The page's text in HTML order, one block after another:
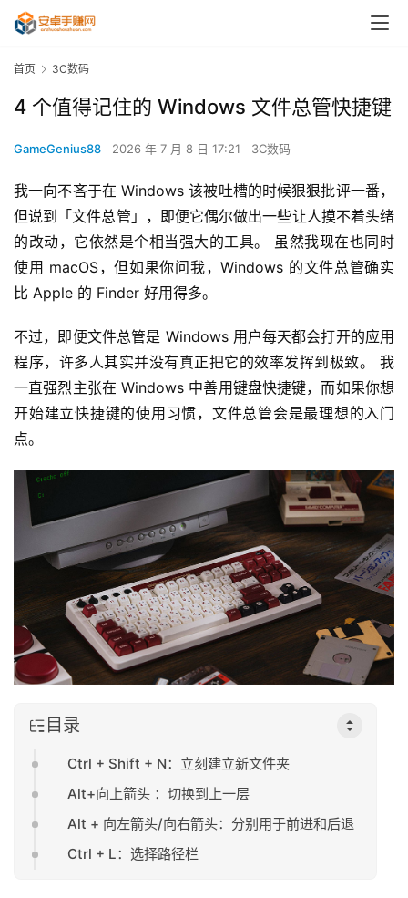
首页 3C数码
4 个值得记住的 Windows 文件总管快捷键
GameGenius88 2026 年 7 月 8 日 17:21 3C数码
我一向不吝于在 Windows 该被吐槽的时候狠狠批评一番，
但说到「文件总管」，即便它偶尔做出一些让人摸不着头绪
的改动，它依然是个相当强大的工具。 虽然我现在也同时
使用 macOS，但如果你问我，Windows 的文件总管确实
比 Apple 的 Finder 好用得多。
不过，即便文件总管是 Windows 用户每天都会打开的应用
程序，许多人其实并没有真正把它的效率发挥到极致。 我
一直强烈主张在 Windows 中善用键盘快捷键，而如果你想
开始建立快捷键的使用习惯，文件总管会是最理想的入门
点。
目录
Ctrl + Shift + N：立刻建立新文件夹
Alt+向上箭头 ：切换到上一层
Alt + 向左箭头/向右箭头：分别用于前进和后退
Ctrl + L：选择路径栏